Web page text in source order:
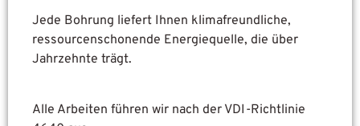
Jede Bohrung liefert Ihnen klimafreundliche,
ressourcenschonende Energiequelle, die über
Jahrzehnte trägt.
Alle Arbeiten führen wir nach der VDI-Richtlinie